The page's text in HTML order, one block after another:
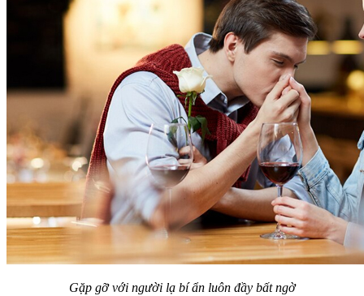
Gặp gỡ với người lạ bí ẩn luôn đầy bất ngờ